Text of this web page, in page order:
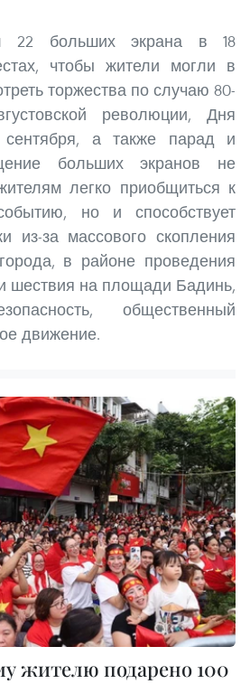
22 больших экрана в 18
чтобы жители могли в
торжества по случаю 80-
революции, Дня
сентября, а также парад и
больших экранов не
легко приобщиться к
но и способствует
из-за массового скопления
в районе проведения
шествия на площади Бадинь,
общественный
движение.
жителю подарено 100